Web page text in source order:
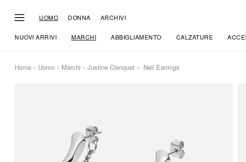
UOMO DONNA ARCHIVI
NUOVI ARRIVI MARCHI ABBIGLIAMENTO CALZATURE
Home Uomo Marchi Justine Clenquet Neil Earrings